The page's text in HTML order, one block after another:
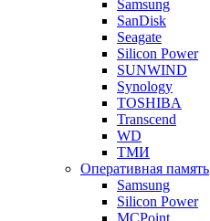
Samsung
SanDisk
Seagate
Silicon Power
SUNWIND
Synology
TOSHIBA
Transcend
WD
ТМИ
Оперативная память
Samsung
Silicon Power